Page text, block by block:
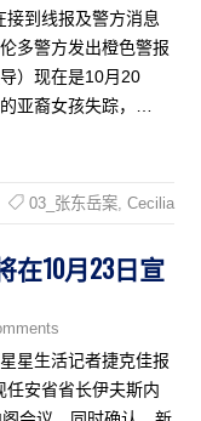
接到线报及警方消息
多警方发出橙色警报
）现在是10月20
亚裔女孩失踪，…
03_张东岳案, Cecilia
在10月23日宣
星生活记者捷克佳报
任安省省长伊夫斯内